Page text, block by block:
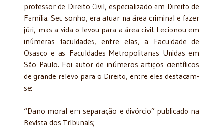
professor de Direito Civil, especializado em Direito de
Família. Seu sonho, era atuar na área criminal e fazer
júri, mas a vida o levou para a área civil. Lecionou em
inúmeras faculdades, entre elas, a Faculdade de
Osasco e as Faculdades Metropolitanas Unidas em
São Paulo. Foi autor de inúmeros artigos científicos
de grande relevo para o Direito, entre eles destacam-
se:
“Dano moral em separação e divórcio” publicado na
Revista dos Tribunais;